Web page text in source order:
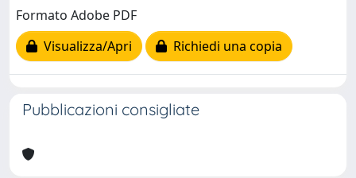
Formato Adobe PDF
Visualizza/Apri
Richiedi una copia
Pubblicazioni consigliate